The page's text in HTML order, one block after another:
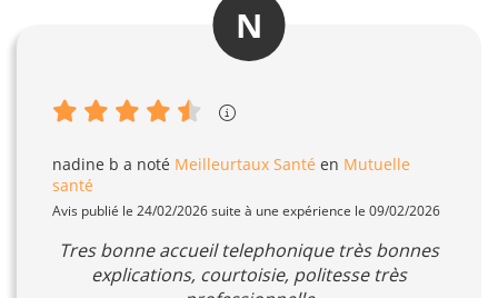
N
nadine b a noté Meilleurtaux Santé en Mutuelle
santé
Avis publié le 24/02/2026 suite à une expérience le 09/02/2026
Tres bonne accueil telephonique très bonnes
explications, courtoisie, politesse très